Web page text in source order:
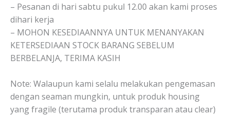
– Pesanan di hari sabtu pukul 12.00 akan kami proses
dihari kerja
– MOHON KESEDIAANNYA UNTUK MENANYAKAN
KETERSEDIAAN STOCK BARANG SEBELUM
BERBELANJA, TERIMA KASIH
Note: Walaupun kami selalu melakukan pengemasan
dengan seaman mungkin, untuk produk housing
yang fragile (terutama produk transparan atau clear)